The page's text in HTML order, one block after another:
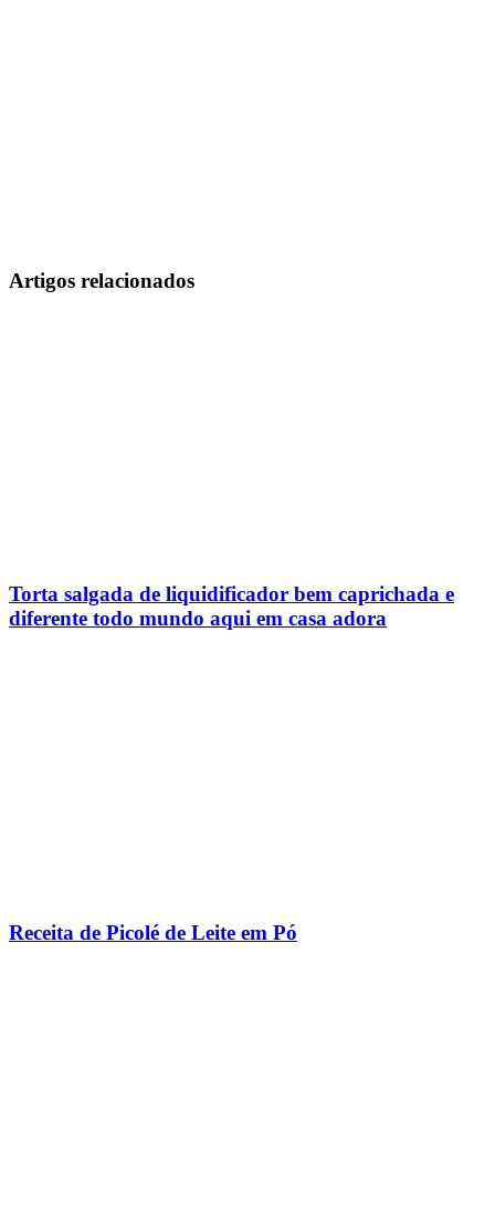
Artigos relacionados
Torta salgada de liquidificador bem caprichada e
diferente todo mundo aqui em casa adora
Receita de Picolé de Leite em Pó